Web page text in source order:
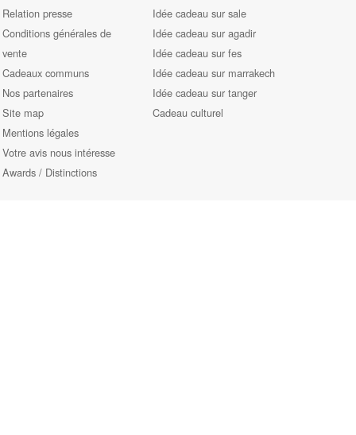
Relation presse
Conditions générales de
vente
Cadeaux communs
Nos partenaires
Site map
Mentions légales
Votre avis nous intéresse
Awards / Distinctions
Idée cadeau sur sale
Idée cadeau sur agadir
Idée cadeau sur fes
Idée cadeau sur marrakech
Idée cadeau sur tanger
Cadeau culturel